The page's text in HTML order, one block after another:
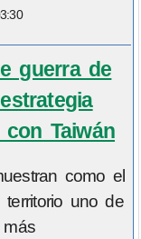
guerra de
Taiwán
como el
uno de
más